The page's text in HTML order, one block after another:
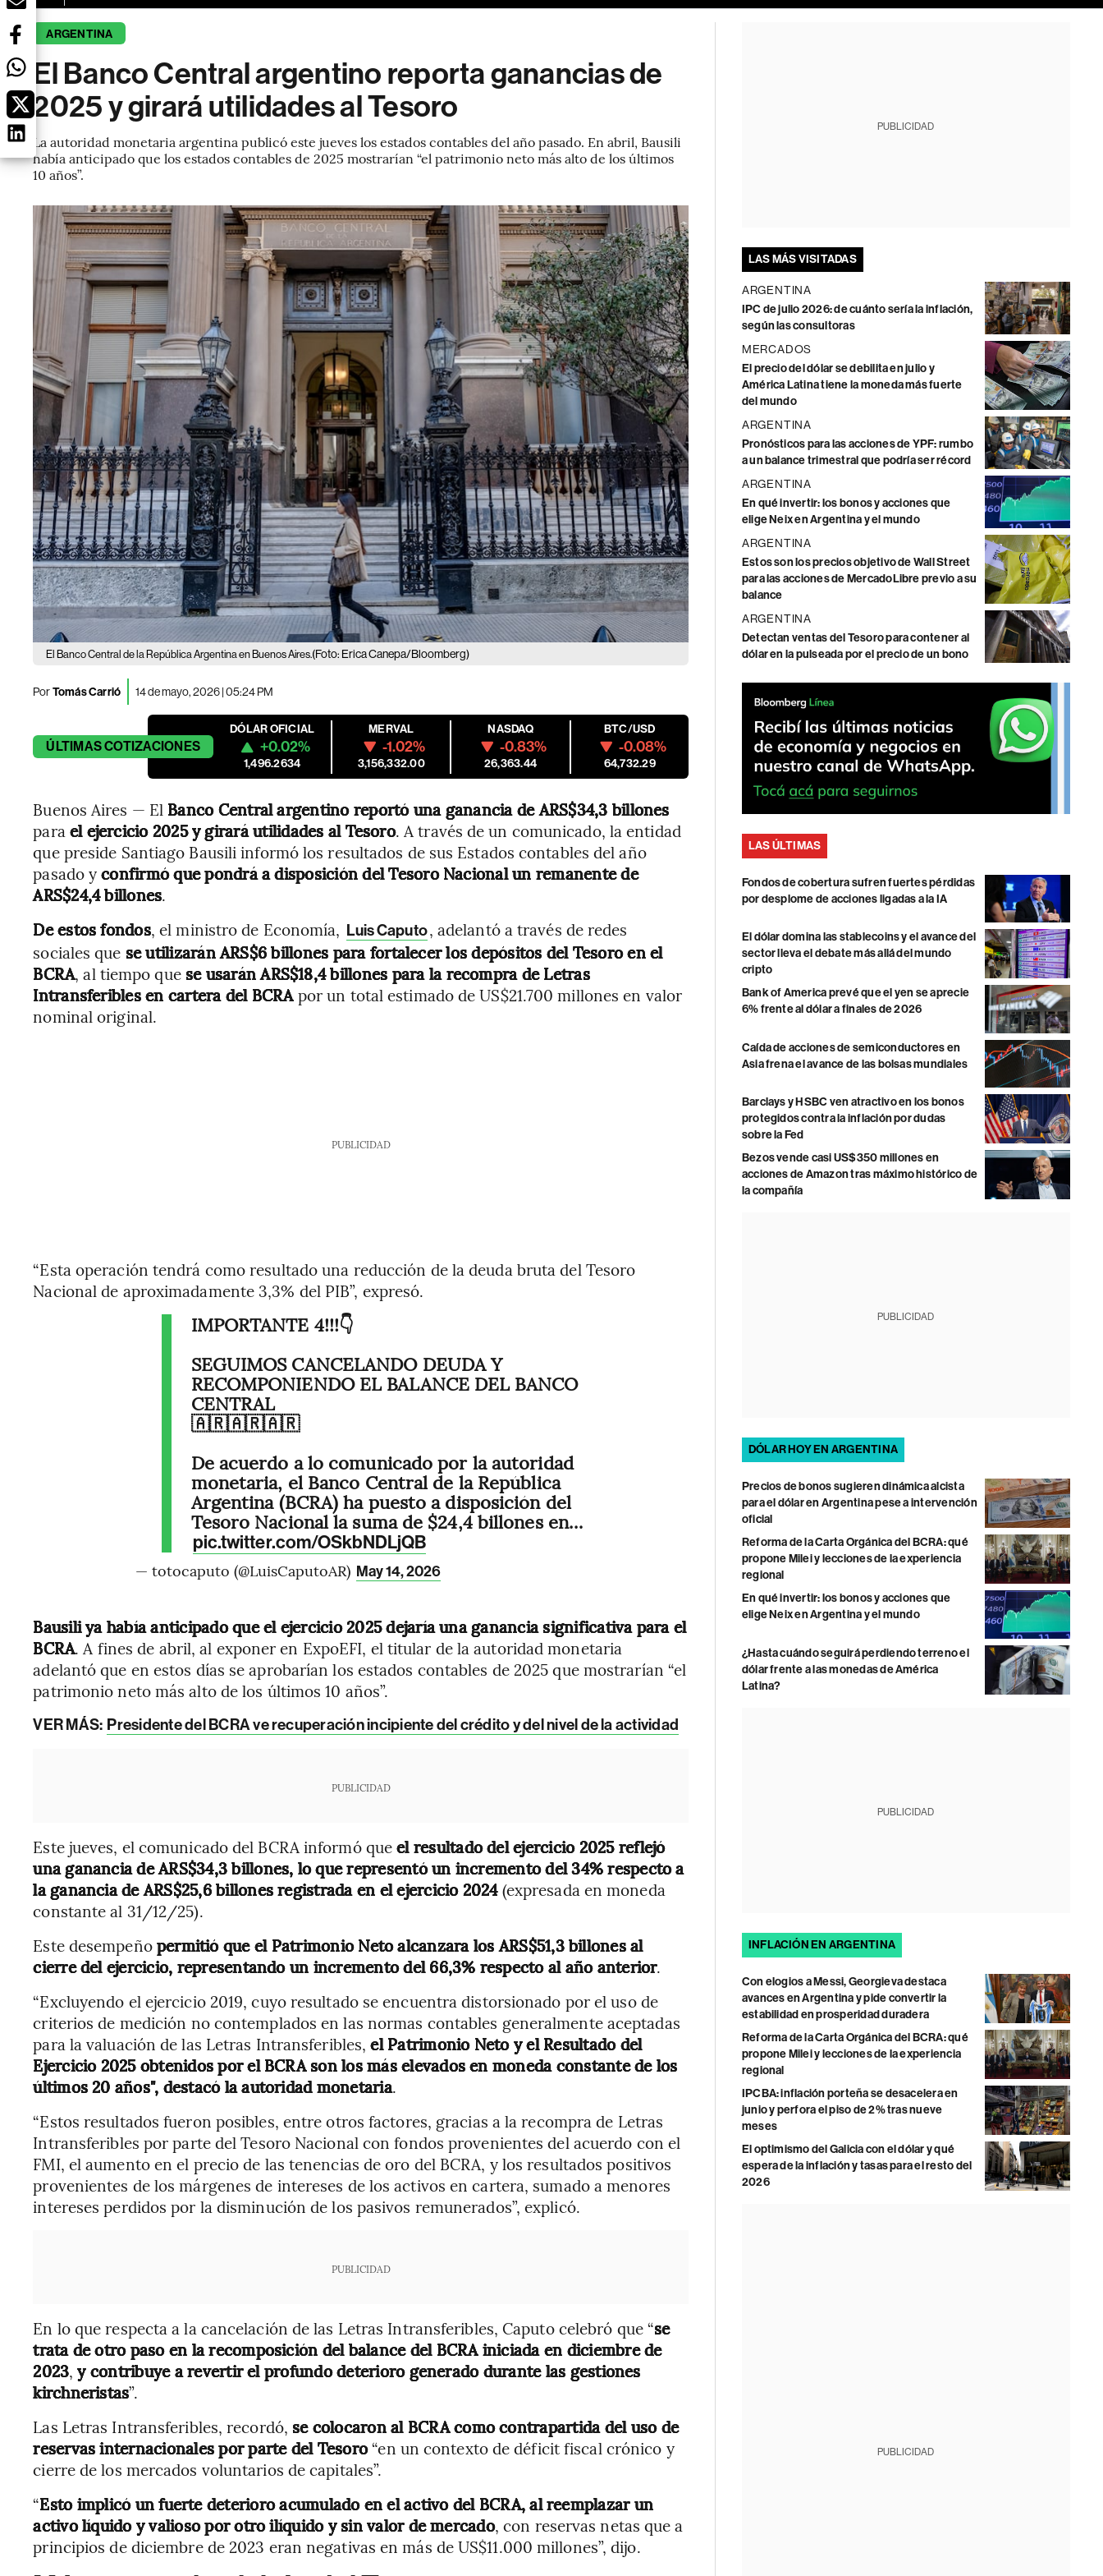
ARGENTINA
El Banco Central argentino reporta ganancias de
2025 y girará utilidades al Tesoro
La autoridad monetaria argentina publicó este jueves los estados contables del año pasado. En abril, Bausili
había anticipado que los estados contables de 2025 mostrarían “el patrimonio neto más alto de los últimos
10 años”.
El Banco Central de la República Argentina en Buenos Aires.(Foto: Erica Canepa/Bloomberg)
PorTomás Carrió 14 de mayo, 2026 | 05:24 PM
ÚLTIMASCOTIZACIONES
DÓLAR OFICIAL
+0.02%
1,496.2634
MERVAL
-1.02%
3,156,332.00
NASDAQ
-0.83%
26,363.44
BTC/USD
-0.08%
64,732.29
Buenos Aires — El Banco Central argentino reportó una ganancia de ARS$34,3 billones
para el ejercicio 2025 y girará utilidades al Tesoro. A través de un comunicado, la entidad
que preside Santiago Bausili informó los resultados de sus Estados contables del año
pasado yconfirmó que pondrá a disposición del Tesoro Nacional un remanente de
ARS$24,4 billones.
De estos fondos, el ministro de Economía, Luis Caputo, adelantó a través de redes
sociales que se utilizarán ARS$6 billones para fortalecer los depósitos del Tesoro en el
BCRA, al tiempo que se usarán ARS$18,4 billones para la recompra de Letras
Intransferibles en cartera del BCRApor un total estimado de US$21.700 millones en valor
nominal original.
PUBLICIDAD
“Esta operación tendrá como resultado una reducción de la deuda bruta del Tesoro
Nacional de aproximadamente 3,3% del PIB”, expresó.
IMPORTANTE 4!!!👇
SEGUIMOS CANCELANDO DEUDA Y
RECOMPONIENDO EL BALANCE DEL BANCO
CENTRAL
🇦🇷🇦🇷🇦🇷
De acuerdo a lo comunicado por la autoridad
monetaria, el Banco Central de la República
Argentina (BCRA) ha puesto a disposición del
Tesoro Nacional la suma de $24,4 billones en…
pic.twitter.com/OSkbNDLjQB
— totocaputo (@LuisCaputoAR) May 14, 2026
Bausili ya había anticipado que el ejercicio 2025 dejaría una ganancia significativa para el
BCRA. A fines de abril, al exponer en ExpoEFI, el titular de la autoridad monetaria
adelantó que en estos días se aprobarían los estados contables de 2025 que mostrarían “el
patrimonio neto más alto de los últimos 10 años”.
VER MÁS: Presidente del BCRA ve recuperación incipiente del crédito y del nivel de la actividad
PUBLICIDAD
Este jueves, el comunicado del BCRA informó queel resultado del ejercicio 2025 reflejó
una ganancia de ARS$34,3 billones, lo que representó un incremento del 34% respecto a
la ganancia de ARS$25,6 billones registrada en el ejercicio 2024(expresada en moneda
constante al 31/12/25).
Este desempeñopermitió que el Patrimonio Neto alcanzara los ARS$51,3 billones al
cierre del ejercicio, representando un incremento del 66,3% respecto al año anterior.
“Excluyendo el ejercicio 2019, cuyo resultado se encuentra distorsionado por el uso de
criterios de medición no contemplados en las normas contables generalmente aceptadas
para la valuación de las Letras Intransferibles, el Patrimonio Neto y el Resultado del
Ejercicio 2025 obtenidos por el BCRA son los más elevados en moneda constante de los
últimos 20 años", destacó la autoridad monetaria.
“Estos resultados fueron posibles, entre otros factores, gracias a la recompra de Letras
Intransferibles por parte del Tesoro Nacional con fondos provenientes del acuerdo con el
FMI, el aumento en el precio de las tenencias de oro del BCRA, y los resultados positivos
provenientes de los márgenes de intereses de los activos en cartera, sumado a menores
intereses perdidos por la disminución de los pasivos remunerados”, explicó.
PUBLICIDAD
En lo que respecta a la cancelación de las Letras Intransferibles, Caputo celebró que “se
trata de otro paso en la recomposición del balance del BCRA iniciada en diciembre de
2023,y contribuye a revertir el profundo deterioro generado durante las gestiones
kirchneristas”.
Las Letras Intransferibles, recordó, se colocaron al BCRA como contrapartida del uso de
reservas internacionales por parte del Tesoro“en un contexto de déficit fiscal crónico y
cierre de los mercados voluntarios de capitales”.
“Esto implicó un fuerte deterioro acumulado en el activo del BCRA, al reemplazar un
activo líquido y valioso por otro ilíquido y sin valor de mercado, con reservas netas que a
principios de diciembre de 2023 eran negativas en más de US$11.000 millones”, dijo.
PUBLICIDAD
LAS MÁS VISITADAS
ARGENTINA
IPC de julio 2026: de cuánto sería la inflación,
según las consultoras
MERCADOS
El precio del dólar se debilita en julio y
América Latina tiene la moneda más fuerte
del mundo
ARGENTINA
Pronósticos para las acciones de YPF: rumbo
a un balance trimestral que podría ser récord
ARGENTINA
En qué invertir: los bonos y acciones que
elige Neix en Argentina y el mundo
ARGENTINA
Estos son los precios objetivo de Wall Street
para las acciones de MercadoLibre previo a su
balance
ARGENTINA
Detectan ventas del Tesoro para contener al
dólar en la pulseada por el precio de un bono
LAS ÚLTIMAS
Fondos de cobertura sufren fuertes pérdidas
por desplome de acciones ligadas a la IA
El dólar domina las stablecoins y el avance del
sector lleva el debate más allá del mundo
cripto
Bank of America prevé que el yen se aprecie
6% frente al dólar a finales de 2026
Caída de acciones de semiconductores en
Asia frena el avance de las bolsas mundiales
Barclays y HSBC ven atractivo en los bonos
protegidos contra la inflación por dudas
sobre la Fed
Bezos vende casi US$350 millones en
acciones de Amazon tras máximo histórico de
la compañía
PUBLICIDAD
DÓLAR HOY EN ARGENTINA
Precios de bonos sugieren dinámica alcista
para el dólar en Argentina pese a intervención
oficial
Reforma de la Carta Orgánica del BCRA: qué
propone Milei y lecciones de la experiencia
regional
En qué invertir: los bonos y acciones que
elige Neix en Argentina y el mundo
¿Hasta cuándo seguirá perdiendo terreno el
dólar frente a las monedas de América
Latina?
PUBLICIDAD
INFLACIÓN EN ARGENTINA
Con elogios a Messi, Georgieva destaca
avances en Argentina y pide convertir la
estabilidad en prosperidad duradera
Reforma de la Carta Orgánica del BCRA: qué
propone Milei y lecciones de la experiencia
regional
IPCBA: inflación porteña se desacelera en
junio y perfora el piso de 2% tras nueve
meses
El optimismo del Galicia con el dólar y qué
espera de la inflación y tasas para el resto del
2026
PUBLICIDAD